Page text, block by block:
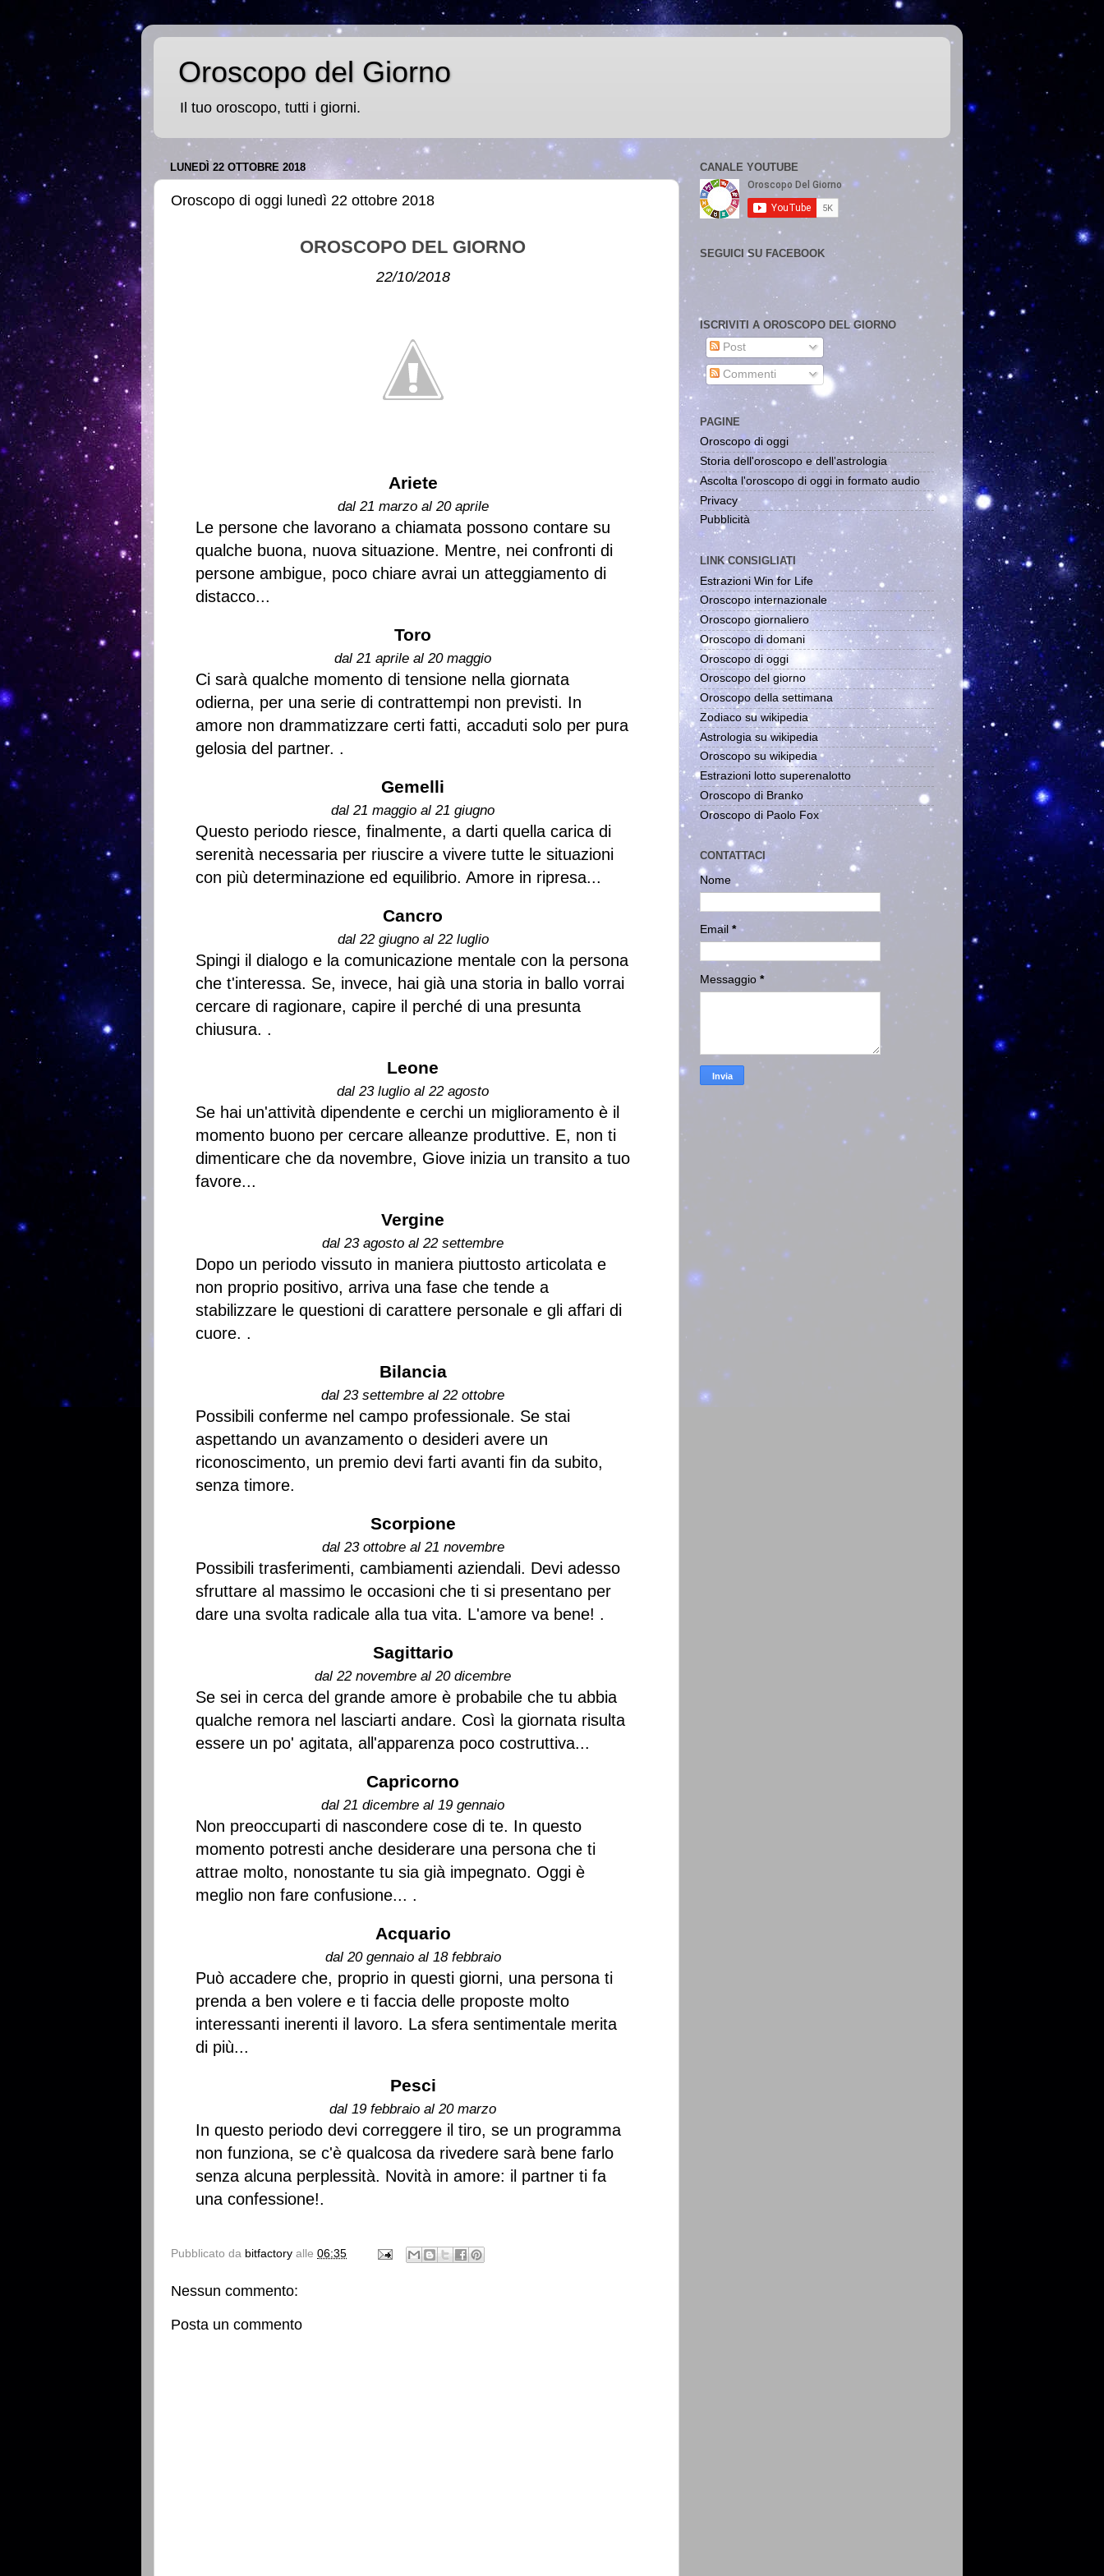
Oroscopo del Giorno
Il tuo oroscopo, tutti i giorni.
LUNEDÌ 22 OTTOBRE 2018
Oroscopo di oggi lunedì 22 ottobre 2018
OROSCOPO DEL GIORNO
22/10/2018
Ariete
dal 21 marzo al 20 aprile
Le persone che lavorano a chiamata possono contare su
qualche buona, nuova situazione. Mentre, nei confronti di
persone ambigue, poco chiare avrai un atteggiamento di
distacco...
Toro
dal 21 aprile al 20 maggio
Ci sarà qualche momento di tensione nella giornata
odierna, per una serie di contrattempi non previsti. In
amore non drammatizzare certi fatti, accaduti solo per pura
gelosia del partner. .
Gemelli
dal 21 maggio al 21 giugno
Questo periodo riesce, finalmente, a darti quella carica di
serenità necessaria per riuscire a vivere tutte le situazioni
con più determinazione ed equilibrio. Amore in ripresa...
Cancro
dal 22 giugno al 22 luglio
Spingi il dialogo e la comunicazione mentale con la persona
che t'interessa. Se, invece, hai già una storia in ballo vorrai
cercare di ragionare, capire il perché di una presunta
chiusura. .
Leone
dal 23 luglio al 22 agosto
Se hai un'attività dipendente e cerchi un miglioramento è il
momento buono per cercare alleanze produttive. E, non ti
dimenticare che da novembre, Giove inizia un transito a tuo
favore...
Vergine
dal 23 agosto al 22 settembre
Dopo un periodo vissuto in maniera piuttosto articolata e
non proprio positivo, arriva una fase che tende a
stabilizzare le questioni di carattere personale e gli affari di
cuore. .
Bilancia
dal 23 settembre al 22 ottobre
Possibili conferme nel campo professionale. Se stai
aspettando un avanzamento o desideri avere un
riconoscimento, un premio devi farti avanti fin da subito,
senza timore.
Scorpione
dal 23 ottobre al 21 novembre
Possibili trasferimenti, cambiamenti aziendali. Devi adesso
sfruttare al massimo le occasioni che ti si presentano per
dare una svolta radicale alla tua vita. L'amore va bene! .
Sagittario
dal 22 novembre al 20 dicembre
Se sei in cerca del grande amore è probabile che tu abbia
qualche remora nel lasciarti andare. Così la giornata risulta
essere un po' agitata, all'apparenza poco costruttiva...
Capricorno
dal 21 dicembre al 19 gennaio
Non preoccuparti di nascondere cose di te. In questo
momento potresti anche desiderare una persona che ti
attrae molto, nonostante tu sia già impegnato. Oggi è
meglio non fare confusione... .
Acquario
dal 20 gennaio al 18 febbraio
Può accadere che, proprio in questi giorni, una persona ti
prenda a ben volere e ti faccia delle proposte molto
interessanti inerenti il lavoro. La sfera sentimentale merita
di più...
Pesci
dal 19 febbraio al 20 marzo
In questo periodo devi correggere il tiro, se un programma
non funziona, se c'è qualcosa da rivedere sarà bene farlo
senza alcuna perplessità. Novità in amore: il partner ti fa
una confessione!.
Pubblicato da bitfactory alle 06:35
Nessun commento:
Posta un commento
CANALE YOUTUBE
SEGUICI SU FACEBOOK
ISCRIVITI A OROSCOPO DEL GIORNO
Post
Commenti
PAGINE
Oroscopo di oggi
Storia dell'oroscopo e dell'astrologia
Ascolta l'oroscopo di oggi in formato audio
Privacy
Pubblicità
LINK CONSIGLIATI
Estrazioni Win for Life
Oroscopo internazionale
Oroscopo giornaliero
Oroscopo di domani
Oroscopo di oggi
Oroscopo del giorno
Oroscopo della settimana
Zodiaco su wikipedia
Astrologia su wikipedia
Oroscopo su wikipedia
Estrazioni lotto superenalotto
Oroscopo di Branko
Oroscopo di Paolo Fox
CONTATTACI
Nome
Email *
Messaggio *